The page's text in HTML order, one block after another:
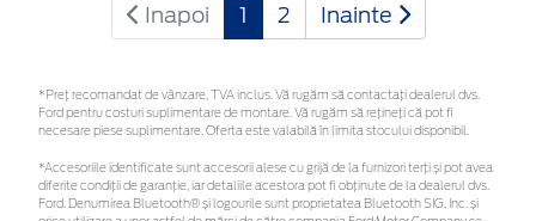
Inapoi 1 2 Inainte
*Preţ recomandat de vânzare, TVA inclus. Vă rugăm să contactaţi dealerul dvs.
Ford pentru costuri suplimentare de montare. Vă rugăm să rețineți că pot fi
necesare piese suplimentare. Oferta este valabilă în limita stocului disponibil.
*Accesoriile identificate sunt accesorii alese cu grijă de la furnizori terți și pot avea
diferite condiții de garanție, iar detaliile acestora pot fi obținute de la dealerul dvs.
Ford. Denumirea Bluetooth® și logourile sunt proprietatea Bluetooth SIG, Inc. și